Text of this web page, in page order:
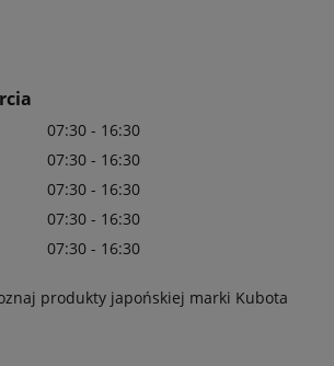
07:30 - 16:30
07:30 - 16:30
07:30 - 16:30
07:30 - 16:30
07:30 - 16:30
produkty japońskiej marki Kubota